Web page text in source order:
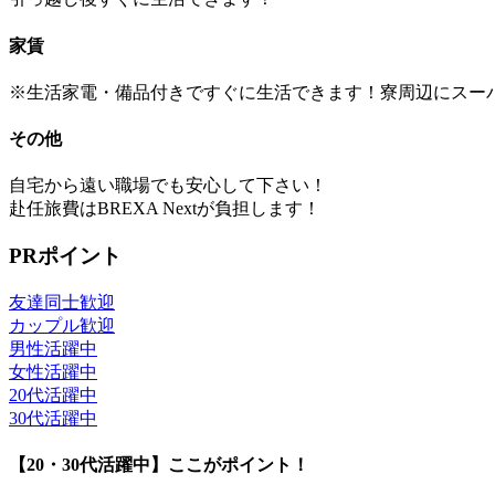
家賃
※生活家電・備品付きですぐに生活できます！寮周辺にス
その他
自宅から遠い職場でも安心して下さい！
赴任旅費はBREXA Nextが負担します！
PRポイント
友達同士歓迎
カップル歓迎
男性活躍中
女性活躍中
20代活躍中
30代活躍中
【20・30代活躍中】ここがポイント！